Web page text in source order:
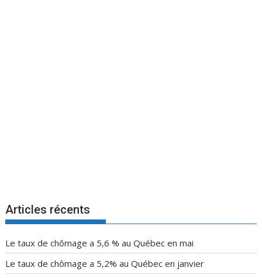
Articles récents
Le taux de chômage a 5,6 % au Québec en mai
Le taux de chômage a 5,2% au Québec en janvier